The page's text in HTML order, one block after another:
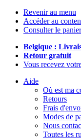
Revenir au menu
Accéder au
Consulter le panier
Belgique :
Retour gratuit
Vous recevez
Aide
Où est ma
Retours
Frais
Modes de
Nous
Toutes les